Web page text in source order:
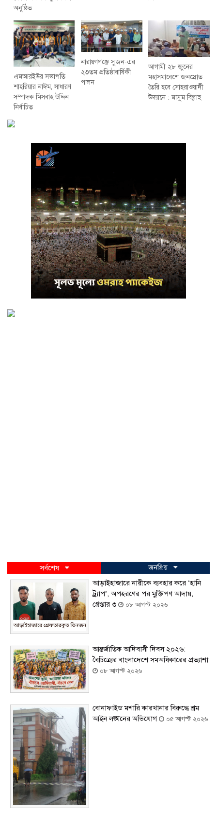
অনুষ্ঠিত
এমআরইউর সভাপতি
শাহরিয়ার নাঈম, সাধারণ
সম্পাদক মিসবাহ উদ্দিন
নির্বাচিত
নারায়ণগঞ্জে সুজন-এর
২৩তম প্রতিষ্ঠাবার্ষিকী
পালন
আগামী ২৮ জুনের
মহাসমাবেশে জনস্রোত
তৈরি হবে সোহরাওয়ার্দী
উদ্যানে : মাসুম বিল্লাহ
সর্বশেষ
জনপ্রিয়
আড়াইহাজারে নারীকে ব্যবহার করে ‘হানি
ট্র্যাপ’, অপহরণের পর মুক্তিপণ আদায়,
গ্রেপ্তার ৩
০৮ আগস্ট ২০২৬
আন্তর্জাতিক আদিবাসী দিবস ২০২৬:
বৈচিত্র্যের বাংলাদেশে সমঅধিকারের প্রত্যাশা
০৮ আগস্ট ২০২৬
বোনাফাইড মশারি কারখানার বিরুদ্ধে শ্রম
আইন লঙ্ঘনের অভিযোগ
০৫ আগস্ট ২০২৬